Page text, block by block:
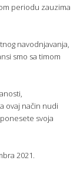
periodu zauzima
navodnjavanja,
smo sa timom
ovaj način nudi
svoja
2021.